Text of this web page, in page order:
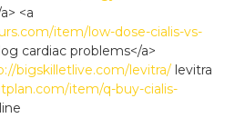
<a
item/low-dose-cialis-vs-
cardiac problems</a>
bigskilletlive.com/levitra/ levitra
item/q-buy-cialis-